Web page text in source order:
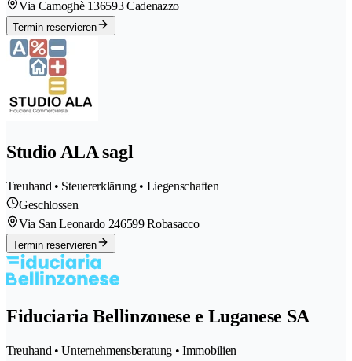
Via Camoghè 136593 Cadenazzo
Termin reservieren
Studio ALA sagl
Treuhand • Steuererklärung • Liegenschaften
Geschlossen
Via San Leonardo 246599 Robasacco
Termin reservieren
Fiduciaria Bellinzonese e Luganese SA
Treuhand • Unternehmensberatung • Immobilien